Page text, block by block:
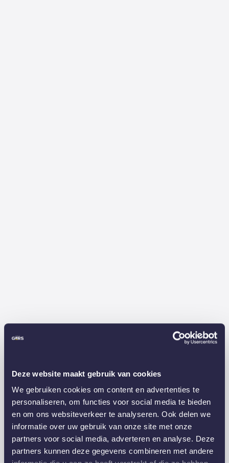
Deze website maakt gebruik van cookies
We gebruiken cookies om content en advertenties te
personaliseren, om functies voor social media te bieden
en om ons websiteverkeer te analyseren. Ook delen we
informatie over uw gebruik van onze site met onze
partners voor social media, adverteren en analyse. Deze
partners kunnen deze gegevens combineren met andere